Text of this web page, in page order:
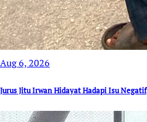
Aug 6, 2026
Jurus Jitu Irwan Hidayat Hadapi Isu Negatif